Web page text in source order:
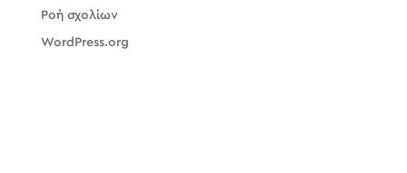
Ροή σχολίων
WordPress.org